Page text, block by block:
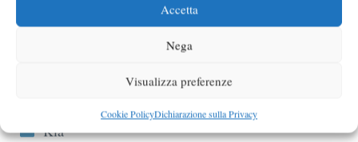
Accetta
Nega
Visualizza preferenze
Cookie PolicyDichiarazione sulla Privacy
Porsche Panamera V6 nuova entry
Categorie
Kia